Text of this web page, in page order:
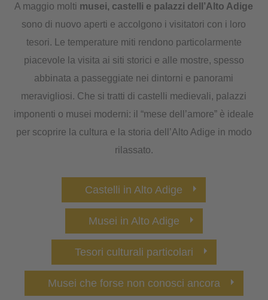
A maggio molti musei, castelli e palazzi dell’Alto Adige
sono di nuovo aperti e accolgono i visitatori con i loro
tesori. Le temperature miti rendono particolarmente
piacevole la visita ai siti storici e alle mostre, spesso
abbinata a passeggiate nei dintorni e panorami
meravigliosi. Che si tratti di castelli medievali, palazzi
imponenti o musei moderni: il “mese dell’amore” è ideale
per scoprire la cultura e la storia dell’Alto Adige in modo
rilassato.
Castelli in Alto Adige
Musei in Alto Adige
Tesori culturali particolari
Musei che forse non conosci ancora